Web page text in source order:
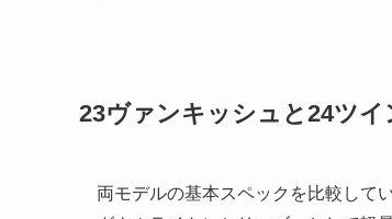
23ヴァンキッシュと24ツ
両モデルの基本スペックを比較して